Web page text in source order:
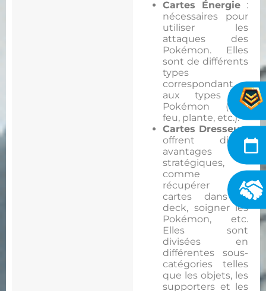
Cartes Énergie :
nécessaires pour
utiliser les
attaques des
Pokémon. Elles
sont de différents
types
correspondant
aux types de
Pokémon (eau,
feu, plante, etc.).
Cartes Dresseur:
offrent divers
avantages
stratégiques,
comme
récupérer des
cartes dans le
deck, soigner les
Pokémon, etc.
Elles sont
divisées en
différentes sous-
catégories telles
que les objets, les
supporters et les